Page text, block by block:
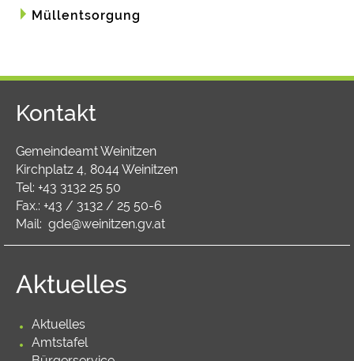
Müllentsorgung
Kontakt
Gemeindeamt Weinitzen
Kirchplatz 4, 8044 Weinitzen
Tel: +43 3132 25 50
Fax.: +43 / 3132 / 25 50-6
Mail: gde@weinitzen.gv.at
Aktuelles
Aktuelles
Amtstafel